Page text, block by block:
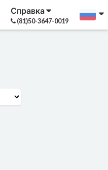
Справка
(81)50-3647-0019